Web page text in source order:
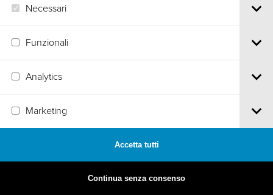
Necessari
Funzionali
Analytics
Marketing
Accetta tutti
Continua senza consenso